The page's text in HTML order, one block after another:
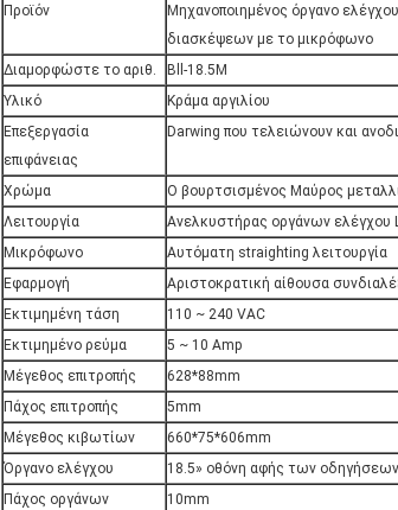
Προϊόν
Μηχανοποιημένος όργανο
διασκέψεων με το μικρόφωνο
Διαμορφώστε το αριθ.
Bll-18.5M
Υλικό
Κράμα αργιλίου
Επεξεργασία
επιφάνειας
Darwing που τελειώνουν και
Χρώμα
Ο βουρτσισμένος Μαύρος
Λειτουργία
Ανελκυστήρας οργάνων ελέγχου
Μικρόφωνο
Αυτόματη straighting λειτουργία
Εφαρμογή
Αριστοκρατική αίθουσα
Εκτιμημένη τάση
110 ~ 240 VAC
Εκτιμημένο ρεύμα
5 ~ 10 Amp
Μέγεθος επιτροπής
628*88mm
Πάχος επιτροπής
5mm
Μέγεθος κιβωτίων
660*75*606mm
Όργανο ελέγχου
18.5» οθόνη αφής των οδηγήσεων
Πάχος οργάνων
10mm